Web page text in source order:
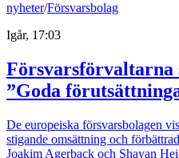
nyheter/Försvarsbolag
Igår, 17:03
”Goda
De europeiska försvarsbolagen
stigande omsättning och
Joakim Agerback och Shayan